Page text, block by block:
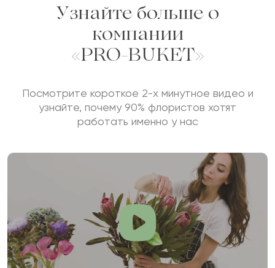
Узнайте больше о
компании
«PRO-BUKET»
Посмотрите короткое 2-х минутное видео и
узнайте, почему 90% флористов хотят
работать именно у нас